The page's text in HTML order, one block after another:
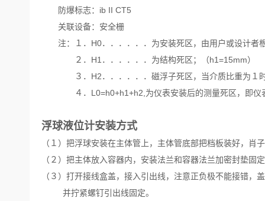
防爆标志：ib II CT5
关联设备：安全栅
注：１．H0．．．．．．为安装死区，由用户或设计者
２．H1．．．．．．为结构死区；（h1=15mm）
３．H2．．．．．．磁浮子死区，当介质比重为１
４．L0=h0+h1+h2,为仪表安装后的测量死区，即仪
浮球液位计安装方式
（１）把浮球安装在主体管上，主体管底部把档板装好，肖
（２）把主体放入容器内，安装法兰和容器法兰加密封垫固
（３）打开接线盒盖，接入引出线，注意正负极不能接错，
并拧紧螺钉引出线固定。